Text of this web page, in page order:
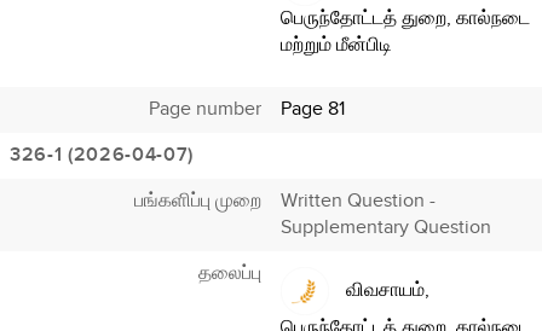
பெருந்தோட்டத் துறை, கால்நடை
மற்றும் மீன்பிடி
Page number
Page 81
326-1 (2026-04-07)
பங்களிப்பு முறை
Written Question -
Supplementary Question
தலைப்பு
விவசாயம்,